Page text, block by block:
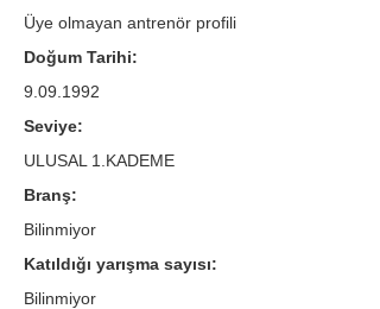
Üye olmayan antrenör profili
Doğum Tarihi:
9.09.1992
Seviye:
ULUSAL 1.KADEME
Branş:
Bilinmiyor
Katıldığı yarışma sayısı:
Bilinmiyor